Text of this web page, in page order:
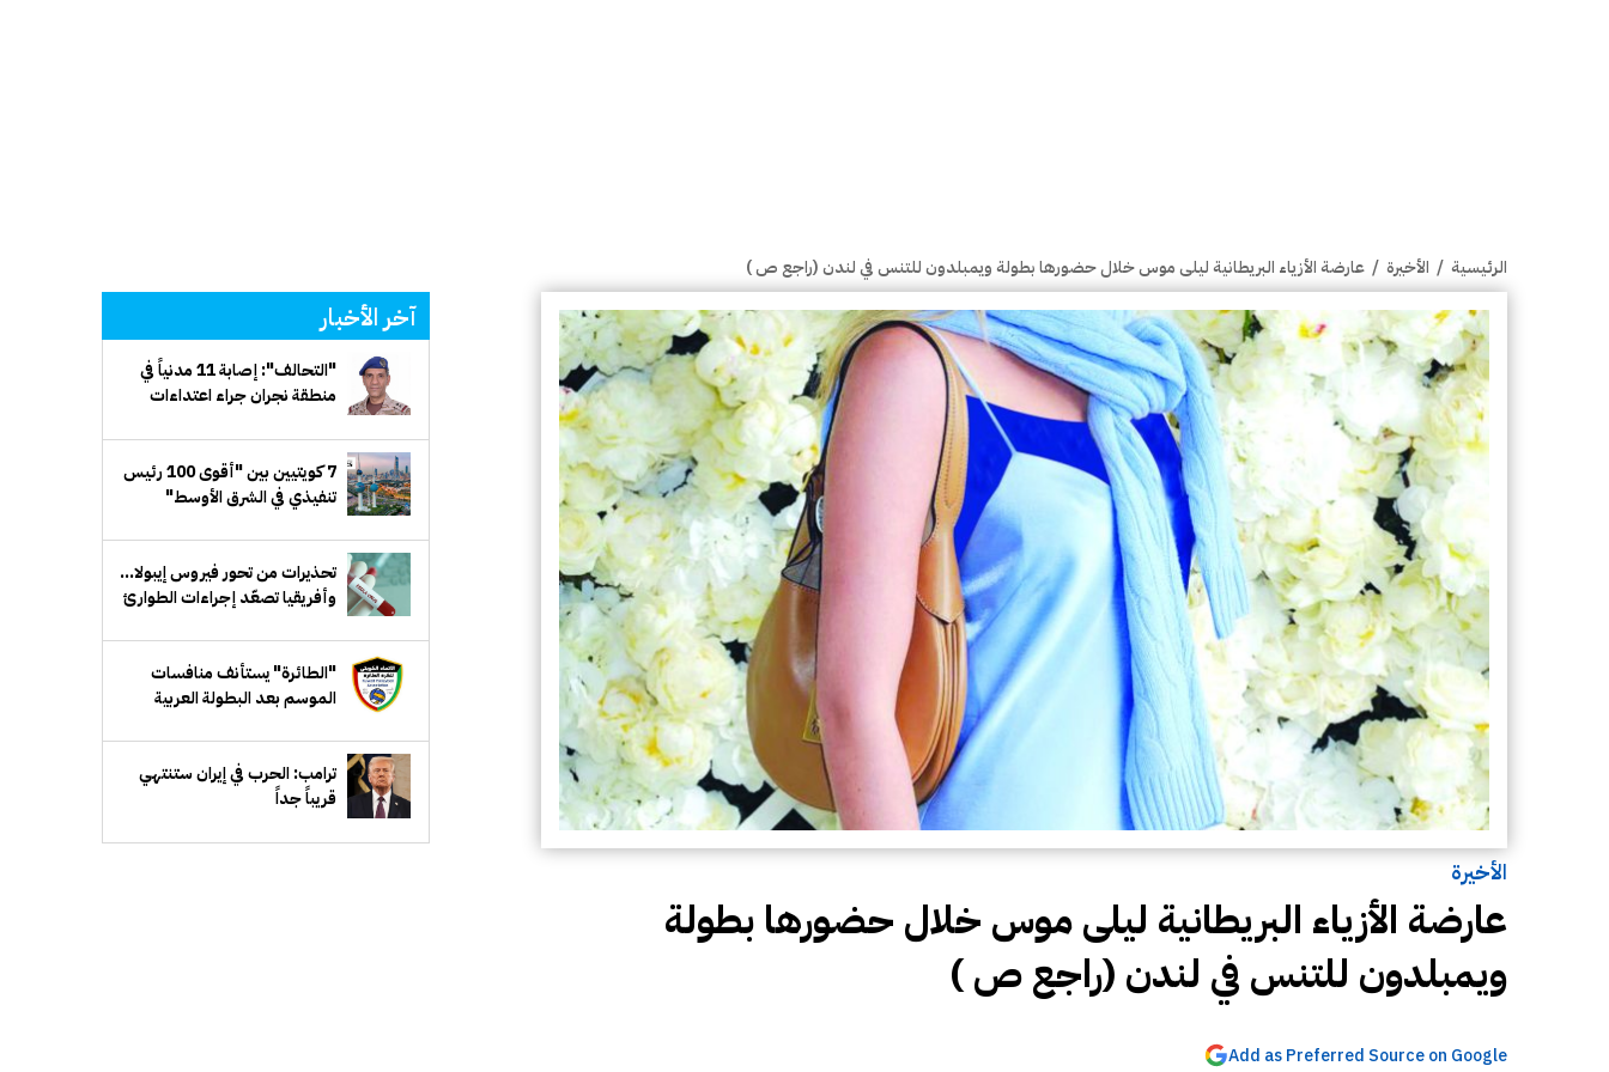
الرئيسية / الأخيرة / عارضة الأزياء البريطانية ليلى موس خلال حضورها بطولة ويمبلدون للتنس في لندن (راجع ص )
الأخيرة
عارضة الأزياء البريطانية ليلى موس خلال حضورها بطولة
ويمبلدون للتنس في لندن (راجع ص )
Add as Preferred Source on Google
آخر الأخبار
"التحالف": إصابة 11 مدنياً في
منطقة نجران جراء اعتداءات
7 كويتيين بين "أقوى 100 رئيس
تنفيذي في الشرق الأوسط"
تحذيرات من تحور فيروس إيبولا...
وأفريقيا تصعّد إجراءات الطوارئ
"الطائرة" يستأنف منافسات
الموسم بعد البطولة العربية
ترامب: الحرب في إيران ستنتهي
قريباً جداً